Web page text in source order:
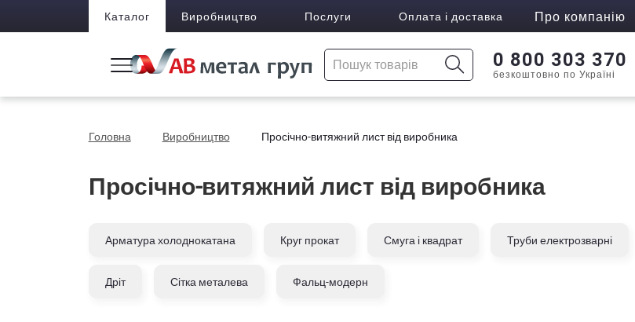
Каталог Виробництво Послуги Оплата і доставка Про компанію
0 800 303 370
безкоштовно по Україні
Головна Виробництво Просічно-витяжний лист від виробника
Просічно-витяжний лист від виробника
Арматура холоднокатана Круг прокат Смуга і квадрат Труби електрозварні
Дріт Сітка металева Фальц-модерн